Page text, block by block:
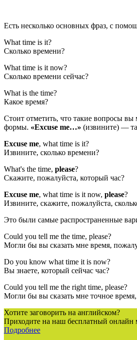
Есть несколько основных фраз, с
What time is it?
Сколько времени?
What time is it now?
Сколько времени сейчас?
What is the time?
Какое время?
Стоит отметить, что такие вопросы
формы. «Excuse me…» (извините) —
Excuse me, what time is it?
Извините, сколько времени?
What's the time, please?
Скажите, пожалуйста, который час?
Excuse me, what time is it now, please?
Извините, скажите, пожалуйста,
Это были самые распространенные
Could you tell mе the time, please?
Могли бы вы сказать мне время,
Do you know what time it is now?
Вы знаете, который сейчас час?
Could you tell me the right time, please?
Могли бы вы сказать мне точное
Хотите заговорить на английском?
Приходите на наш бесплатный онлайн
Подробнее